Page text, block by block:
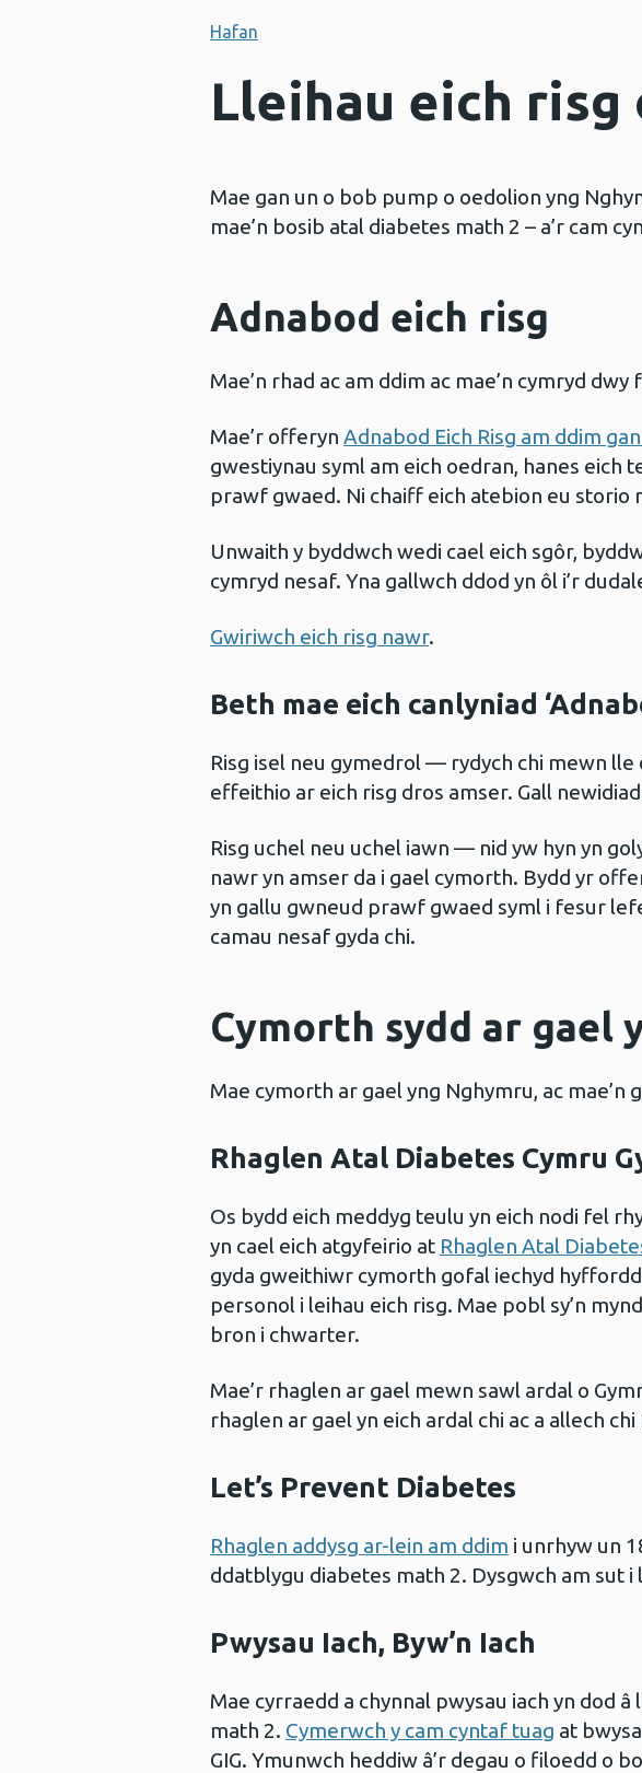
Hafan
Lleihau eich risg
Mae gan un o bob pump o oedolion yng
mae’n bosib atal diabetes math 2 – a’r cam
Adnabod eich risg
Mae’n rhad ac am ddim ac mae’n cymryd dwy
Mae’r offeryn Adnabod Eich Risg am ddim
gwestiynau syml am eich oedran, hanes eich
prawf gwaed. Ni chaiff eich atebion eu storio
Unwaith y byddwch wedi cael eich sgôr,
cymryd nesaf. Yna gallwch ddod yn ôl i’r
Gwiriwch eich risg nawr.
Beth mae eich canlyniad
Risg isel neu gymedrol — rydych chi mewn lle
effeithio ar eich risg dros amser. Gall
Risg uchel neu uchel iawn — nid yw hyn yn
nawr yn amser da i gael cymorth. Bydd yr
yn gallu gwneud prawf gwaed syml i fesur
camau nesaf gyda chi.
Cymorth sydd ar gael
Mae cymorth ar gael yng Nghymru, ac mae’n
Rhaglen Atal Diabetes Cymru
Os bydd eich meddyg teulu yn eich nodi fel
yn cael eich atgyfeirio at Rhaglen Atal
gyda gweithiwr cymorth gofal iechyd
personol i leihau eich risg. Mae pobl sy’n
bron i chwarter.
Mae’r rhaglen ar gael mewn sawl ardal o
rhaglen ar gael yn eich ardal chi ac a allech
Let’s Prevent Diabetes
Rhaglen addysg ar-lein am ddim i unrhyw un
ddatblygu diabetes math 2. Dysgwch am sut
Pwysau Iach, Byw’n Iach
Mae cyrraedd a chynnal pwysau iach yn dod
math 2. Cymerwch y cam cyntaf tuag at
GIG. Ymunwch heddiw â’r degau o filoedd o